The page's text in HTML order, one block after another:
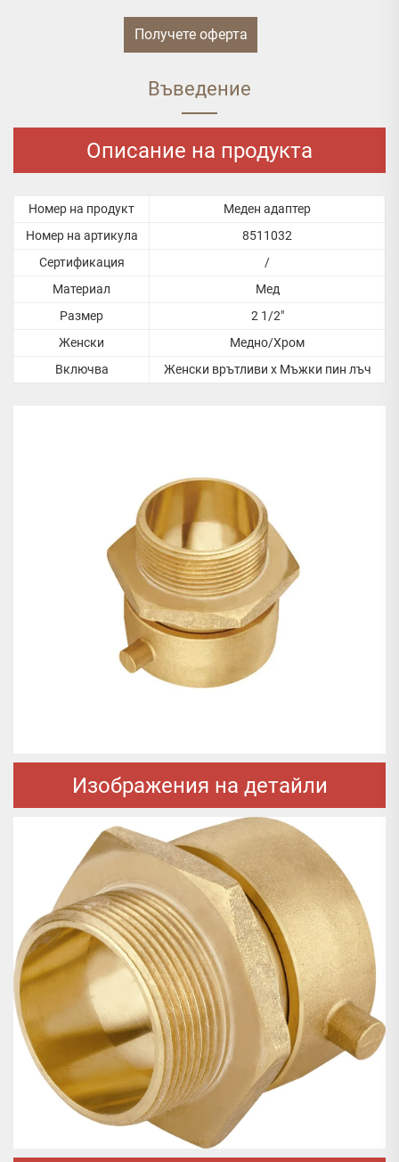
Получете оферта
Въведение
Описание на продукта
Номер на продукт
Меден адаптер
Номер на артикула
8511032
Сертификация
/
Материал
Мед
Размер
2 1/2"
Женски
Медно/Хром
Включва
Женски врътливи x Мъжки пин лъч
Изображения на детайли